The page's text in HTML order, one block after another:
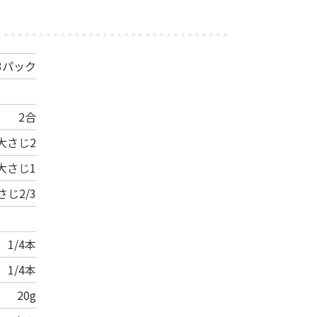
ック
2合
さじ2
さじ1
じ2/3
1/4本
1/4本
20g